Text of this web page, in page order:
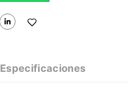
Especificaciones